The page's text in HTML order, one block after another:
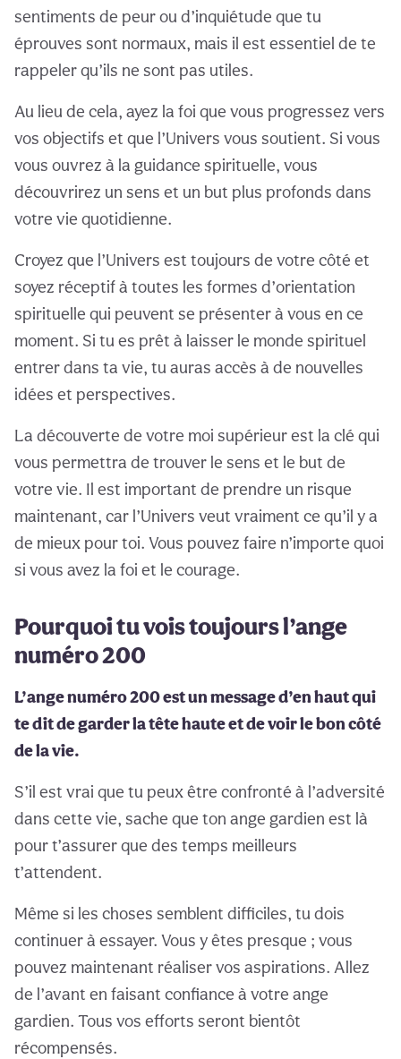
sentiments de peur ou d’inquiétude que tu
éprouves sont normaux, mais il est essentiel de te
rappeler qu’ils ne sont pas utiles.
Au lieu de cela, ayez la foi que vous progressez vers
vos objectifs et que l’Univers vous soutient. Si vous
vous ouvrez à la guidance spirituelle, vous
découvrirez un sens et un but plus profonds dans
votre vie quotidienne.
Croyez que l’Univers est toujours de votre côté et
soyez réceptif à toutes les formes d’orientation
spirituelle qui peuvent se présenter à vous en ce
moment. Si tu es prêt à laisser le monde spirituel
entrer dans ta vie, tu auras accès à de nouvelles
idées et perspectives.
La découverte de votre moi supérieur est la clé qui
vous permettra de trouver le sens et le but de
votre vie. Il est important de prendre un risque
maintenant, car l’Univers veut vraiment ce qu’il y a
de mieux pour toi. Vous pouvez faire n’importe quoi
si vous avez la foi et le courage.
Pourquoi tu vois toujours l’ange
numéro 200
L’ange numéro 200 est un message d’en haut qui
te dit de garder la tête haute et de voir le bon côté
de la vie.
S’il est vrai que tu peux être confronté à l’adversité
dans cette vie, sache que ton ange gardien est là
pour t’assurer que des temps meilleurs
t’attendent.
Même si les choses semblent difficiles, tu dois
continuer à essayer. Vous y êtes presque ; vous
pouvez maintenant réaliser vos aspirations. Allez
de l’avant en faisant confiance à votre ange
gardien. Tous vos efforts seront bientôt
récompensés.